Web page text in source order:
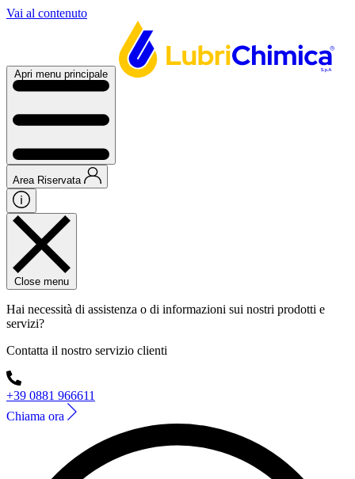
Vai al contenuto
Apri menu principale
Area Riservata
Close menu
Hai necessità di assistenza o di informazioni sui nostri prodotti e
servizi?
Contatta il nostro servizio clienti
+39 0881 966611
Chiama ora